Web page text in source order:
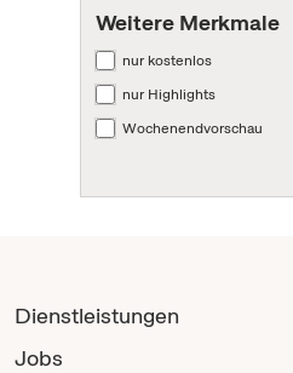
Weitere Merkmale
nur kostenlos
nur Highlights
Wochenendvorschau
Dienstleistungen
Jobs